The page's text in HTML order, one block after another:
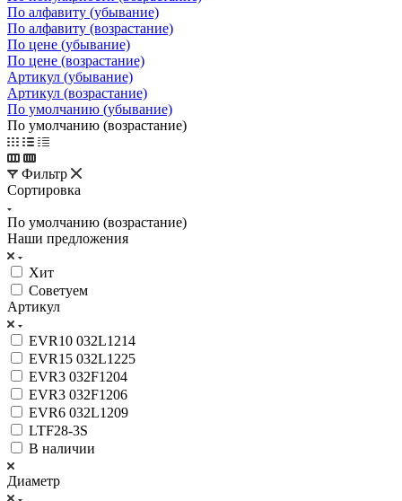
По алфавиту (убывание)
По алфавиту (возрастание)
По цене (убывание)
По цене (возрастание)
Артикул (убывание)
Артикул (возрастание)
По умолчанию (убывание)
По умолчанию (возрастание)
Фильтр
Сортировка
По умолчанию (возрастание)
Наши предложения
Хит
Советуем
Артикул
EVR10 032L1214
EVR15 032L1225
EVR3 032F1204
EVR3 032F1206
EVR6 032L1209
LTF28-3S
В наличии
Диаметр